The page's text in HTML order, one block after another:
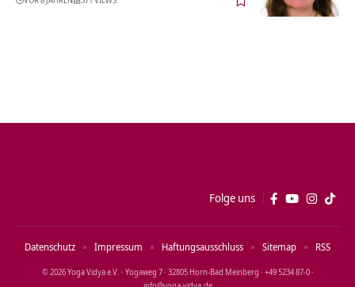
Folge uns
© 2026 Yoga Vidya e.V. · Yogaweg 7 · 32805 Horn‑Bad Meinberg · +49 5234 87‑0 ·
Datenschutz Impressum Haftungsausschluss Sitemap RSS